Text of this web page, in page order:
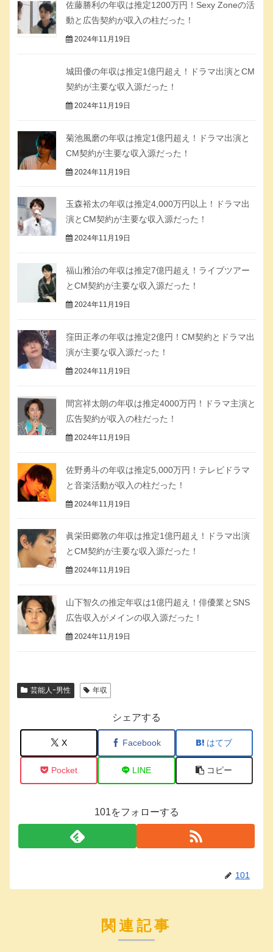
佐藤勝利の年収は推定1200万円！Sexy Zoneの活
動と広告契約が収入の柱だった！
2024年11月19日
城田優の年収は推定1億円超え！ドラマ出演とCM
契約が主要な収入源だった！
2024年11月19日
菊池風磨の年収は推定1億円超え！ドラマ出演と
CM契約が主要な収入源だった！
2024年11月19日
玉森裕太の年収は推定4,000万円以上！ドラマ出
演とCM契約が主要な収入源だった！
2024年11月19日
福山雅治の年収は推定7億円超え！ライブツアー
とCM契約が主要な収入源だった！
2024年11月19日
窪田正孝の年収は推定2億円！CM契約とドラマ出
演が主要な収入源だった！
2024年11月19日
間宮祥太朗の年収は推定4000万円！ドラマ主演と
広告契約が収入の柱だった！
2024年11月19日
佐野勇斗の年収は推定5,000万円！テレビドラマ
と音楽活動が収入の柱だった！
2024年11月19日
眞栄田郷敦の年収は推定1億円超え！ドラマ出演
とCM契約が主要な収入源だった！
2024年11月19日
山下智久の推定年収は1億円超え！俳優業とSNS
広告収入がメインの収入源だった！
2024年11月19日
芸能人ｰ男性 年収
シェアする
X Facebook はてブ
Pocket LINE コピー
101をフォローする
101
関連記事